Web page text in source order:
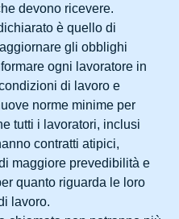
devono ricevere.
è quello di
gli obblighi
ogni lavoratore in
di lavoro e
norme minime per
tutti i lavoratori, inclusi
contratti atipici,
maggiore prevedibilità e
quanto riguarda le loro
lavoro.